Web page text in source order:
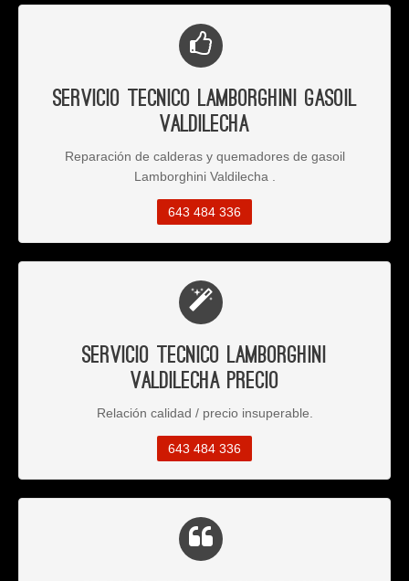
Servicio Tecnico Lamborghini Gasoil
Valdilecha
Reparación de calderas y quemadores de gasoil
Lamborghini Valdilecha .
643 484 336
Servicio Tecnico Lamborghini
Valdilecha Precio
Relación calidad / precio insuperable.
643 484 336